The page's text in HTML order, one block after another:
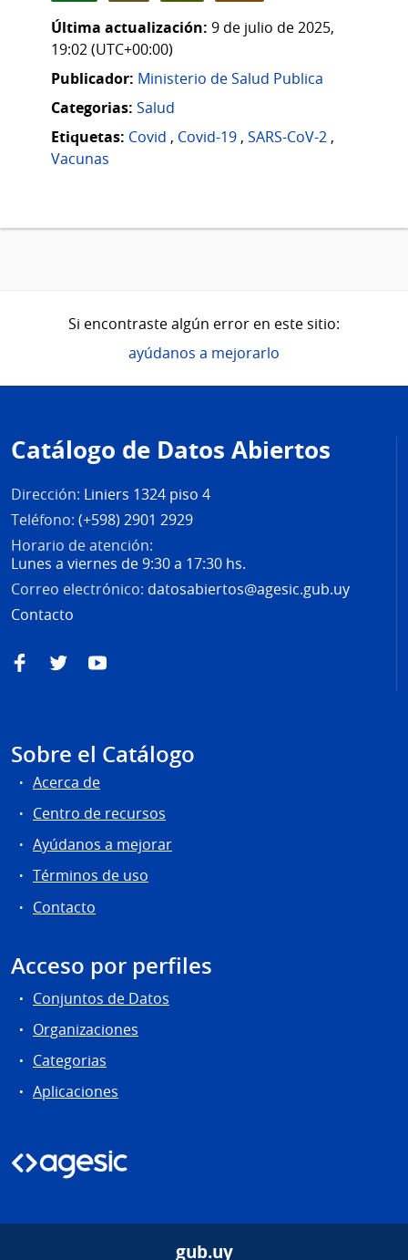
Última actualización: 9 de julio de 2025,
19:02 (UTC+00:00)
Publicador: Ministerio de Salud Publica
Categorias: Salud
Etiquetas: Covid , Covid-19 , SARS-CoV-2 ,
Vacunas
Si encontraste algún error en este sitio:
ayúdanos a mejorarlo
de
página
Catálogo de Datos Abiertos
Dirección: Liniers 1324 piso 4
Teléfono: (+598) 2901 2929
Horario de atención:
Lunes a viernes de 9:30 a 17:30 hs.
Correo electrónico: datosabiertos@agesic.gub.uy
Contacto
FacebookTwitterYouTube
Sobre el Catálogo
Acerca de
Centro de recursos
Ayúdanos a mejorar
Términos de uso
Contacto
Acceso por perfiles
Conjuntos de Datos
Organizaciones
Categorias
Aplicaciones
gub.uy